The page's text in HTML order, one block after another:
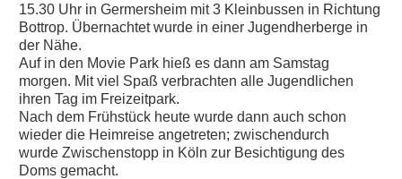
15.30 Uhr in Germersheim mit 3 Kleinbussen in Richtung
Bottrop. Übernachtet wurde in einer Jugendherberge in
der Nähe.
Auf in den Movie Park hieß es dann am Samstag
morgen. Mit viel Spaß verbrachten alle Jugendlichen
ihren Tag im Freizeitpark.
Nach dem Frühstück heute wurde dann auch schon
wieder die Heimreise angetreten; zwischendurch
wurde Zwischenstopp in Köln zur Besichtigung des
Doms gemacht.